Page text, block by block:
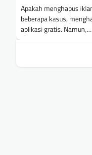
Apakah menghapus
beberapa kasus,
aplikasi gratis. Namun,…